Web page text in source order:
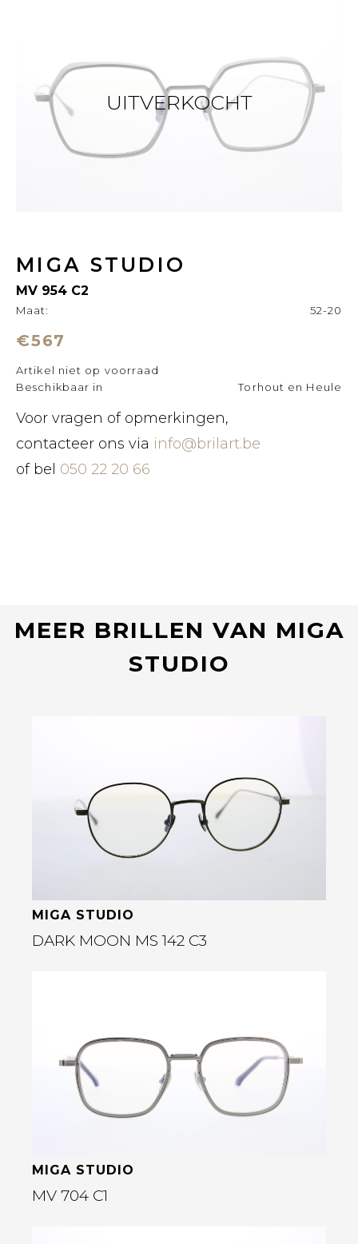
UITVERKOCHT
MIGA STUDIO
MV 954 C2
Maat: 52-20
€567
Artikel niet op voorraad
Beschikbaar in
Torhout en Heule
Voor vragen of opmerkingen,
contacteer ons via info@brilart.be
of bel 050 22 20 66
MEER BRILLEN VAN MIGA
STUDIO
MIGA STUDIO
DARK MOON MS 142 C3
MIGA STUDIO
MV 704 C1